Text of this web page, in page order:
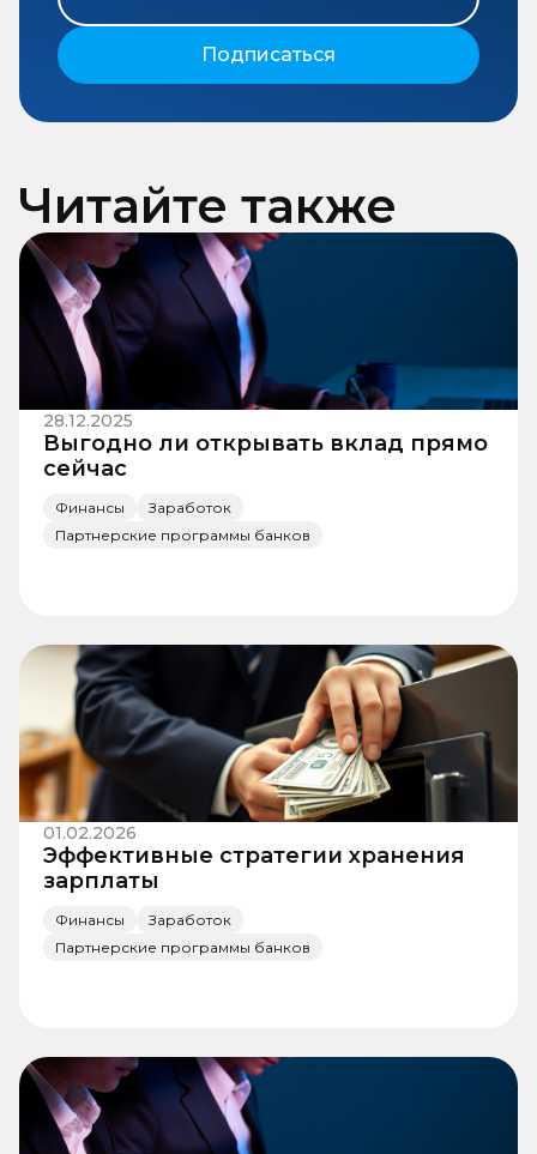
Подписаться
Читайте также
28.12.2025
Выгодно ли открывать вклад прямо
сейчас
Финансы
Заработок
Партнерские программы банков
01.02.2026
Эффективные стратегии хранения
зарплаты
Финансы
Заработок
Партнерские программы банков